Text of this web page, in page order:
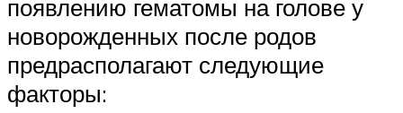
появлению гематомы на голове у
новорожденных после родов
предрасполагают следующие
факторы: